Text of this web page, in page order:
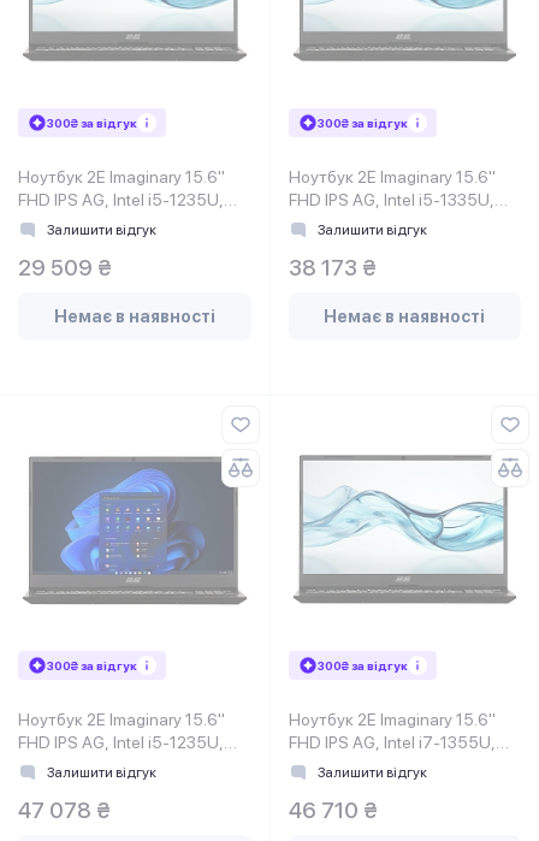
300₴ за відгук
Ноутбук 2E Imaginary 15.6"
FHD IPS AG, Intel i5-1235U,
16GB, F1TB, UMA, DOS,
Залишити відгук
29 509 ₴
Немає в наявності
300₴ за відгук
Ноутбук 2E Imaginary 15.6"
FHD IPS AG, Intel i5-1335U,
16GB, F512GB, UMA, DOS,
Залишити відгук
38 173 ₴
Немає в наявності
300₴ за відгук
Ноутбук 2E Imaginary 15.6"
FHD IPS AG, Intel i5-1235U,
16GB, F512GB, UMA, Win11P,
Залишити відгук
47 078 ₴
300₴ за відгук
Ноутбук 2E Imaginary 15.6"
FHD IPS AG, Intel i7-1355U,
16GB, F1TB, UMA, DOS,
Залишити відгук
46 710 ₴